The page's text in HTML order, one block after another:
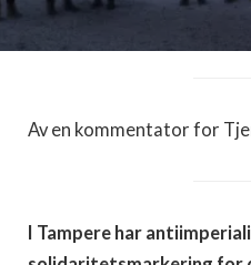
Av en kommentator for
I Tampere har